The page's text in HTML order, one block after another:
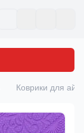
Коврики для